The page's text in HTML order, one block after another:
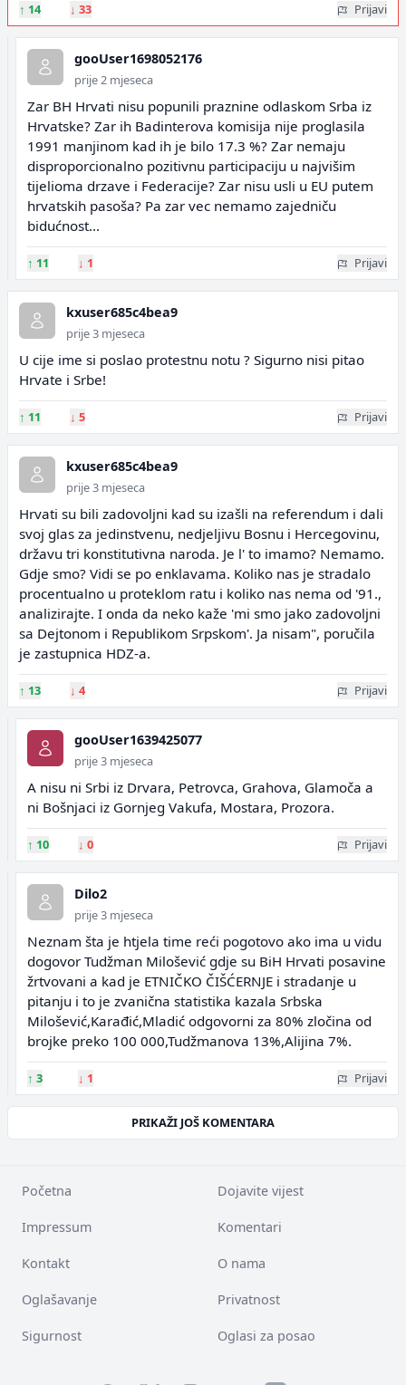
↑ 14 ↓ 33 Prijavi
gooUser1698052176
prije 2 mjeseca
Zar BH Hrvati nisu popunili praznine odlaskom Srba iz
Hrvatske? Zar ih Badinterova komisija nije proglasila
1991 manjinom kad ih je bilo 17.3 %? Zar nemaju
disproporcionalno pozitivnu participaciju u najvišim
tijelioma drzave i Federacije? Zar nisu usli u EU putem
hrvatskih pasoša? Pa zar vec nemamo zajedniču
bidućnost...
↑ 11 ↓ 1 Prijavi
kxuser685c4bea9
prije 3 mjeseca
U cije ime si poslao protestnu notu ? Sigurno nisi pitao
Hrvate i Srbe!
↑ 11 ↓ 5 Prijavi
kxuser685c4bea9
prije 3 mjeseca
Hrvati su bili zadovoljni kad su izašli na referendum i dali
svoj glas za jedinstvenu, nedjeljivu Bosnu i Hercegovinu,
državu tri konstitutivna naroda. Je l' to imamo? Nemamo.
Gdje smo? Vidi se po enklavama. Koliko nas je stradalo
procentualno u proteklom ratu i koliko nas nema od '91.,
analizirajte. I onda da neko kaže 'mi smo jako zadovoljni
sa Dejtonom i Republikom Srpskom'. Ja nisam", poručila
je zastupnica HDZ-a.
↑ 13 ↓ 4 Prijavi
gooUser1639425077
prije 3 mjeseca
A nisu ni Srbi iz Drvara, Petrovca, Grahova, Glamoča a
ni Bošnjaci iz Gornjeg Vakufa, Mostara, Prozora.
↑ 10 ↓ 0 Prijavi
Dilo2
prije 3 mjeseca
Neznam šta je htjela time reći pogotovo ako ima u vidu
dogovor Tudžman Milošević gdje su BiH Hrvati posavine
žrtvovani a kad je ETNIČKO ČIŠĆERNJE i stradanje u
pitanju i to je zvanična statistika kazala Srbska
Milošević,Karađić,Mladić odgovorni za 80% zločina od
brojke preko 100 000,Tudžmanova 13%,Alijina 7%.
↑ 3 ↓ 1 Prijavi
PRIKAŽI JOŠ KOMENTARA
Početna Dojavite vijest
Impressum Komentari
Kontakt O nama
Oglašavanje Privatnost
Sigurnost Oglasi za posao